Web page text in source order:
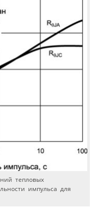
тепловых
импульса для